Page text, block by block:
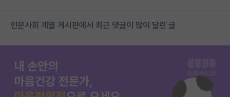
인문사회 계열 게시판에서 최근 댓글이 많이 달린 글